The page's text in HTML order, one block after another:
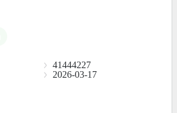
41444227
2026-03-17